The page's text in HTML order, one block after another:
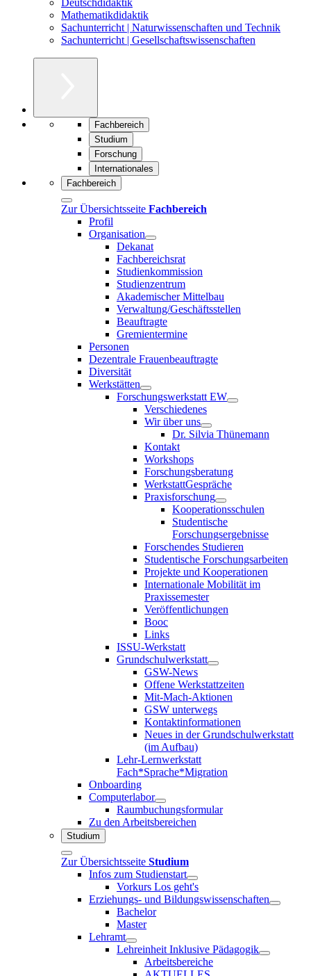
Mathematikdidaktik
Sachunterricht | Naturwissenschaften und Technik
Sachunterricht | Gesellschaftswissenschaften
Fachbereich
Studium
Forschung
Internationales
Fachbereich
Zur Übersichtsseite Fachbereich
Profil
Organisation
Dekanat
Fachbereichsrat
Studienkommission
Studienzentrum
Akademischer Mittelbau
Verwaltung/Geschäftsstellen
Beauftragte
Gremientermine
Personen
Dezentrale Frauenbeauftragte
Diversität
Werkstätten
Forschungswerkstatt EW
Verschiedenes
Wir über uns
Dr. Silvia Thünemann
Kontakt
Workshops
Forschungsberatung
WerkstattGespräche
Praxisforschung
Kooperationsschulen
Studentische
Forschungsergebnisse
Forschendes Studieren
Studentische Forschungsarbeiten
Projekte und Kooperationen
Internationale Mobilität im
Praxissemester
Veröffentlichungen
Booc
Links
ISSU-Werkstatt
Grundschulwerkstatt
GSW-News
Offene Werkstattzeiten
Mit-Mach-Aktionen
GSW unterwegs
Kontaktinformationen
Neues in der Grundschulwerkstatt
(im Aufbau)
Lehr-Lernwerkstatt
Fach*Sprache*Migration
Onboarding
Computerlabor
Raumbuchungsformular
Zu den Arbeitsbereichen
Studium
Zur Übersichtsseite Studium
Infos zum Studienstart
Vorkurs Los geht's
Erziehungs- und Bildungswissenschaften
Bachelor
Master
Lehramt
Lehreinheit Inklusive Pädagogik
Arbeitsbereiche